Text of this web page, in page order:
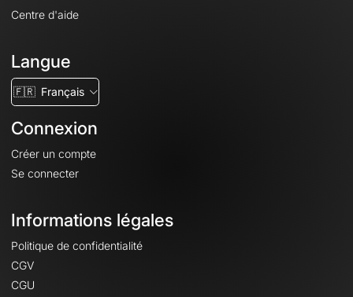
Centre d'aide
Langue
🇫🇷 Français
Connexion
Créer un compte
Se connecter
Informations légales
Politique de confidentialité
CGV
CGU